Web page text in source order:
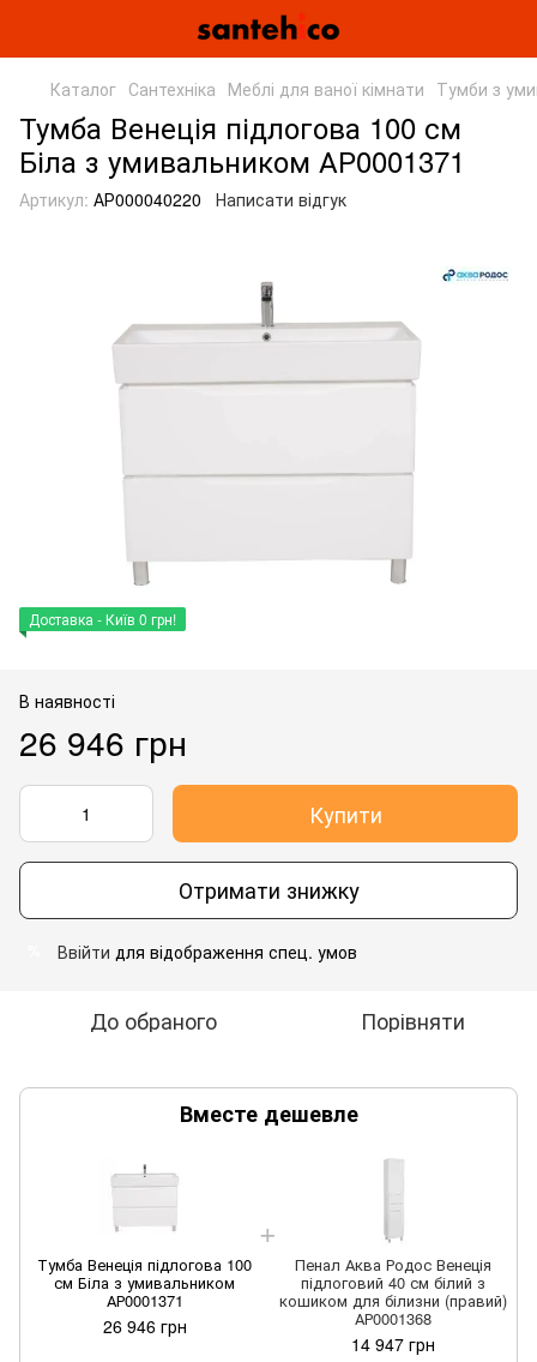
Каталог Сантехніка Меблі для ваної кімнати Тумби з
Тумба Венеція підлогова 100 см
Біла з умивальником АР0001371
Артикул: АР000040220 Написати відгук
Доставка - Київ 0 грн!
В наявності
26 946 грн
Купити
Отримати знижку
Ввійти для відображення спец. умов
До обраного Порівняти
Вместе дешевле
Тумба Венеція підлогова 100
см Біла з умивальником
АР0001371
26 946 грн
Пенал Аква Родос Венеція
підлоговий 40 см білий з
кошиком для білизни (правий)
АР0001368
14 947 грн